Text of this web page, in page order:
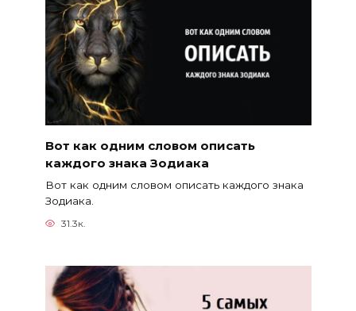
Вот как одним словом описать
каждого знака Зодиака
Вот как одним словом описать каждого знака
Зодиака.
31.3к.